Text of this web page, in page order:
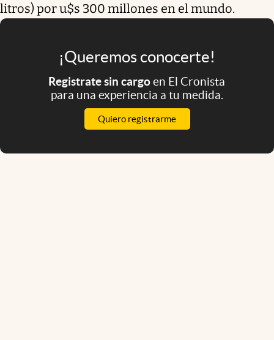
litros) por u$s 300 millones en el mundo.
¡Queremos conocerte!
Registrate sin cargoen El Cronista
para una experiencia a tu medida.
Quiero registrarme